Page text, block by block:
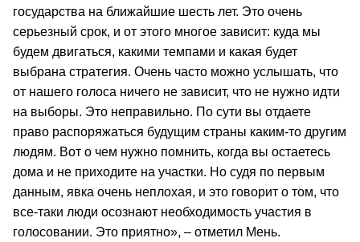
государства на ближайшие шесть лет. Это очень
серьезный срок, и от этого многое зависит: куда мы
будем двигаться, какими темпами и какая будет
выбрана стратегия. Очень часто можно услышать, что
от нашего голоса ничего не зависит, что не нужно идти
на выборы. Это неправильно. По сути вы отдаете
право распоряжаться будущим страны каким-то другим
людям. Вот о чем нужно помнить, когда вы остаетесь
дома и не приходите на участки. Но судя по первым
данным, явка очень неплохая, и это говорит о том, что
все-таки люди осознают необходимость участия в
голосовании. Это приятно», – отметил Мень.